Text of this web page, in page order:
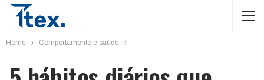
Home Comportamento e saúde